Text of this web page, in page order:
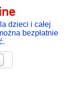
dzieci i całej
bezpłatnie